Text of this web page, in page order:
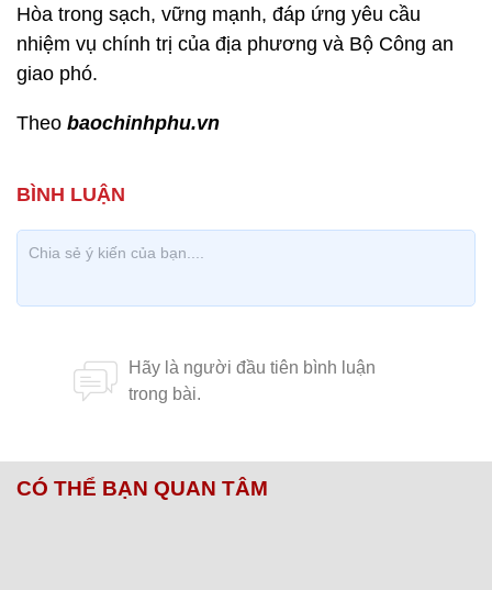
Hòa trong sạch, vững mạnh, đáp ứng yêu cầu
nhiệm vụ chính trị của địa phương và Bộ Công an
giao phó.
Theo baochinhphu.vn
CÓ THỂ BẠN QUAN TÂM